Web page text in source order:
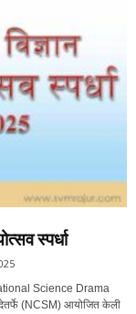
स्पर्धा
Science Drama
(NCSM) आयोजित केली